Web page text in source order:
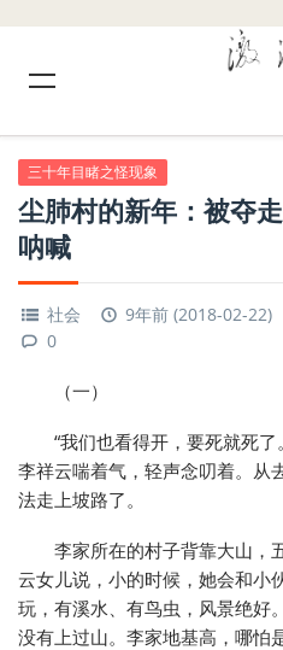
三十年目睹之怪现象
尘肺村的新年：被夺
呐喊
社会 9年前 (2018-02-22)
0
（一）
“我们也看得开，要死就死了
李祥云喘着气，轻声念叨着。从
法走上坡路了。
李家所在的村子背靠大山，
云女儿说，小的时候，她会和小
玩，有溪水、有鸟虫，风景绝好
没有上过山。李家地基高，哪怕